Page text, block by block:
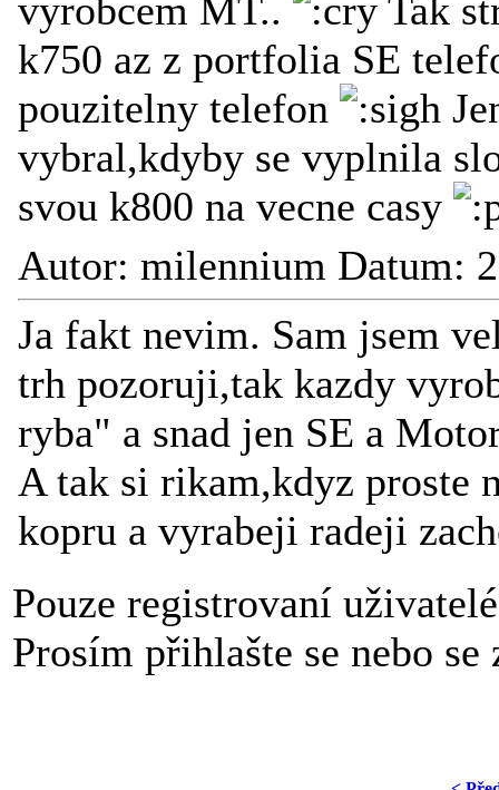
vyrobcem MT..
Tak
k750 az z portfolia SE
pouzitelny telefon
vybral,kdyby se vyplnila
svou k800 na vecne casy
Autor: milennium Datum:
Ja fakt nevim. Sam jsem
trh pozoruji,tak kazdy
ryba" a snad jen SE a
A tak si rikam,kdyz proste
kopru a vyrabeji radeji
Pouze registrovaní
Prosím přihlašte se nebo